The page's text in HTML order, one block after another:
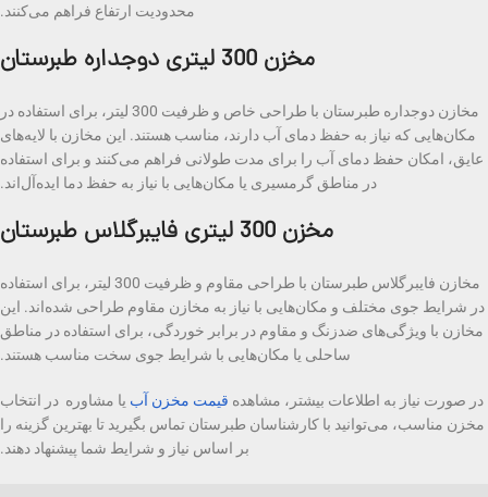
محدودیت ارتفاع فراهم می‌کنند.
مخزن 300 لیتری دوجداره طبرستان
مخازن دوجداره طبرستان با طراحی خاص و ظرفیت 300 لیتر، برای استفاده در
مکان‌هایی که نیاز به حفظ دمای آب دارند، مناسب هستند. این مخازن با لایه‌های
عایق، امکان حفظ دمای آب را برای مدت طولانی فراهم می‌کنند و برای استفاده
در مناطق گرمسیری یا مکان‌هایی با نیاز به حفظ دما ایده‌آل‌اند.
مخزن 300 لیتری فایبرگلاس طبرستان
مخازن فایبرگلاس طبرستان با طراحی مقاوم و ظرفیت 300 لیتر، برای استفاده
در شرایط جوی مختلف و مکان‌هایی با نیاز به مخازن مقاوم طراحی شده‌اند. این
مخازن با ویژگی‌های ضدزنگ و مقاوم در برابر خوردگی، برای استفاده در مناطق
ساحلی یا مکان‌هایی با شرایط جوی سخت مناسب هستند.
در صورت نیاز به اطلاعات بیشتر، مشاهده قیمت مخزن آب یا مشاوره در انتخاب
مخزن مناسب، می‌توانید با کارشناسان طبرستان تماس بگیرید تا بهترین گزینه را
بر اساس نیاز و شرایط شما پیشنهاد دهند.